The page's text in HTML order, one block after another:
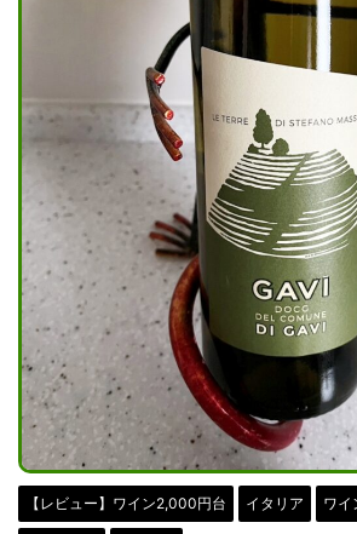
【レビュー】ワイン2,000円台 イタリア ワイ